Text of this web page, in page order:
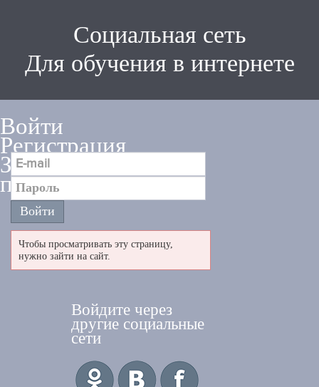
Социальная сеть
Для обучения в интернете
Войти
Регистрация
Забыли
пароль
Чтобы просматривать эту страницу,
нужно зайти на сайт.
Войдите через
другие социальные
сети